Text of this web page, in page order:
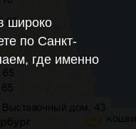
широко
по Санкт-
где именно